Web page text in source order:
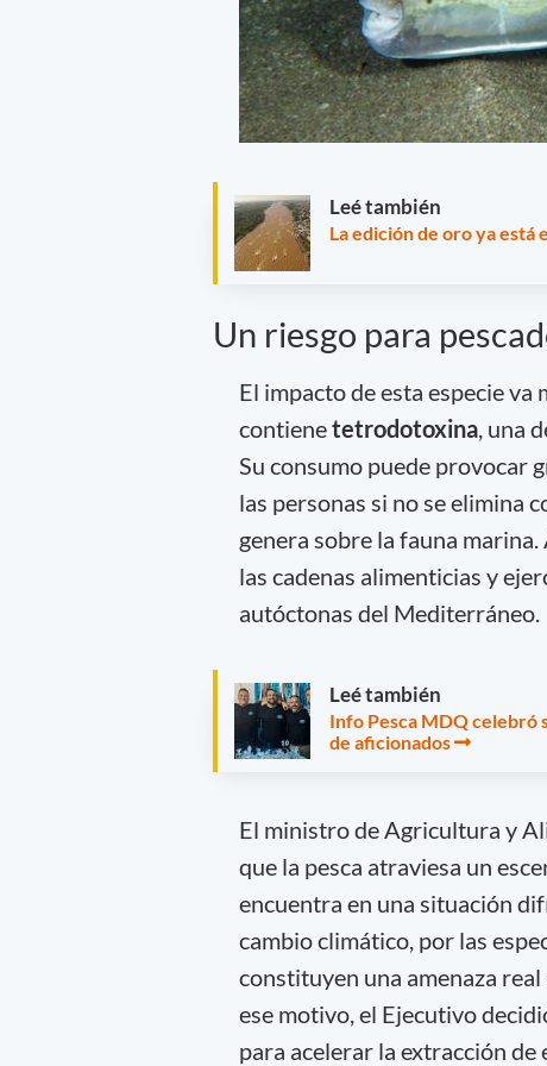
Leé también
La edición de oro ya está
Un riesgo para
El impacto de esta especie va
contienetetrodotoxina, una
Su consumo puede provocar
las personas si no se elimina
genera sobre la fauna
las cadenas alimenticias y
autóctonas del Mediterráneo.
Leé también
Info Pesca MDQ celebró
de aficionados
El ministro de Agricultura y
que la pesca atraviesa un
encuentra en una situación
cambio climático, por las
constituyen una amenaza
ese motivo, el Ejecutivo
para acelerar la extracción de